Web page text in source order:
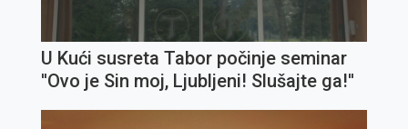
U Kući susreta Tabor počinje seminar
''Ovo je Sin moj, Ljubljeni! Slušajte ga!''